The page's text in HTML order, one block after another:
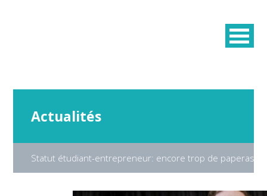
Actualités
Statut étudiant-entrepreneur: encore trop de